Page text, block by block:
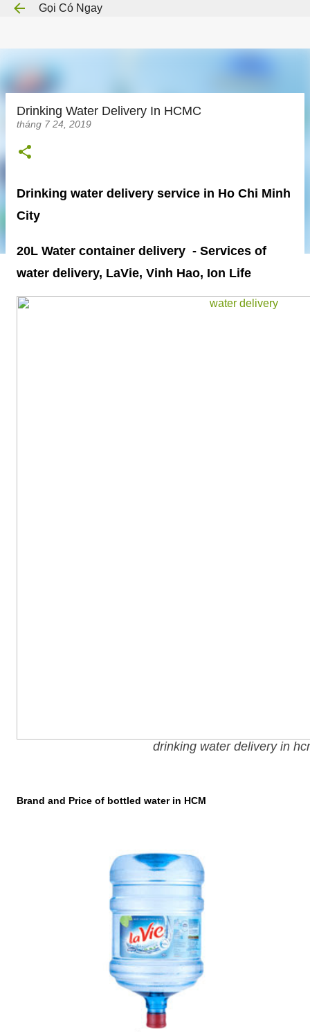
Gọi Có Ngay
Drinking Water Delivery In HCMC
tháng 7 24, 2019
Drinking water delivery service in Ho Chi Minh
City
20L Water container delivery - Services of
water delivery, LaVie, Vinh Hao, Ion Life
drinking water delivery in
Brand and Price of bottled water in HCM